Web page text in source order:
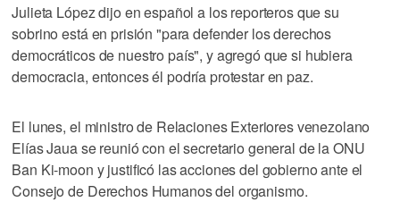
Julieta López dijo en español a los reporteros que su
sobrino está en prisión "para defender los derechos
democráticos de nuestro país", y agregó que si hubiera
democracia, entonces él podría protestar en paz.
El lunes, el ministro de Relaciones Exteriores venezolano
Elías Jaua se reunió con el secretario general de la ONU
Ban Ki-moon y justificó las acciones del gobierno ante el
Consejo de Derechos Humanos del organismo.